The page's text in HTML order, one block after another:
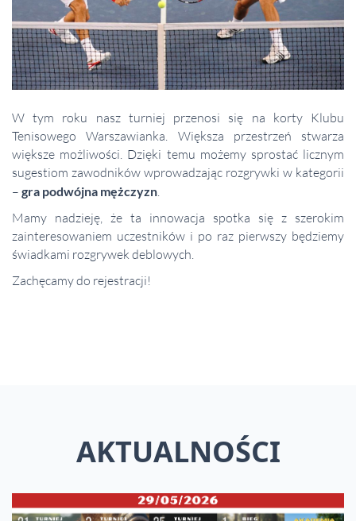
W tym roku nasz turniej przenosi się na korty Klubu
Tenisowego Warszawianka. Większa przestrzeń stwarza
większe możliwości. Dzięki temu możemy sprostać licznym
sugestiom zawodników wprowadzając rozgrywki w kategorii
– gra podwójna mężczyzn.
Mamy nadzieję, że ta innowacja spotka się z szerokim
zainteresowaniem uczestników i po raz pierwszy będziemy
świadkami rozgrywek deblowych.
Zachęcamy do rejestracji!
AKTUALNOŚCI